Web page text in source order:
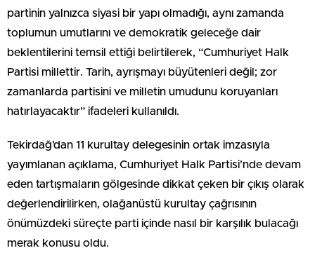
partinin yalnızca siyasi bir yapı olmadığı, aynı zamanda
toplumun umutlarını ve demokratik geleceğe dair
beklentilerini temsil ettiği belirtilerek, “Cumhuriyet Halk
Partisi millettir. Tarih, ayrışmayı büyütenleri değil; zor
zamanlarda partisini ve milletin umudunu koruyanları
hatırlayacaktır” ifadeleri kullanıldı.
Tekirdağ’dan 11 kurultay delegesinin ortak imzasıyla
yayımlanan açıklama, Cumhuriyet Halk Partisi’nde devam
eden tartışmaların gölgesinde dikkat çeken bir çıkış olarak
değerlendirilirken, olağanüstü kurultay çağrısının
önümüzdeki süreçte parti içinde nasıl bir karşılık bulacağı
merak konusu oldu.